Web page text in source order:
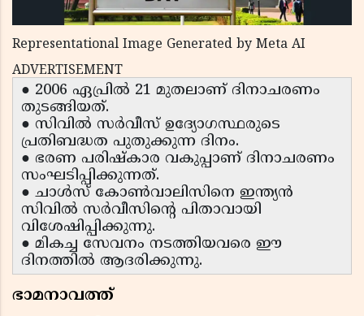
Representational Image Generated by Meta AI
ADVERTISEMENT
● 2006 ഏപ്രിൽ 21 മുതലാണ് ദിനാചരണം
തുടങ്ങിയത്.
● സിവിൽ സർവീസ് ഉദ്യോഗസ്ഥരുടെ
പ്രതിബദ്ധത പുതുക്കുന്ന ദിനം.
● ഭരണ പരിഷ്കാര വകുപ്പാണ് ദിനാചരണം
സംഘടിപ്പിക്കുന്നത്.
● ചാൾസ് കോൺവാലിസിനെ ഇന്ത്യൻ
സിവിൽ സർവീസിൻ്റെ പിതാവായി
വിശേഷിപ്പിക്കുന്നു.
● മികച്ച സേവനം നടത്തിയവരെ ഈ
ദിനത്തിൽ ആദരിക്കുന്നു.
ഭാമനാവത്ത്